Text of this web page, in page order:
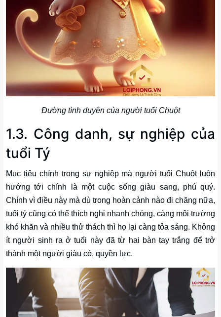
Đường tình duyên của người tuổi Chuột
1.3. Công danh, sự nghiệp của
tuổi Tý
Mục tiêu chính trong sự nghiệp mà người tuổi Chuột luôn
hướng tới chính là một cuộc sống giàu sang, phú quý.
Chính vì điều này mà dù trong hoàn cảnh nào đi chăng nữa,
tuổi tý cũng có thể thích nghi nhanh chóng, càng môi trường
khó khăn và nhiều thử thách thì họ lại càng tỏa sáng. Không
ít người sinh ra ở tuổi này đã từ hai bàn tay trắng để trở
thành một người giàu có, quyền lực.